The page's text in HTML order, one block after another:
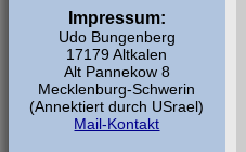
Impressum:
Udo Bungenberg
17179 Altkalen
Alt Pannekow 8
Mecklenburg-Schwerin
(Annektiert durch USrael)
Mail-Kontakt